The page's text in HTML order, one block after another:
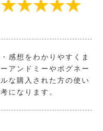
感想をわかりやすくま
アンドミーやポグネー
な購入された方の使い
になります。